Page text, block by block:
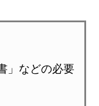
」などの必要